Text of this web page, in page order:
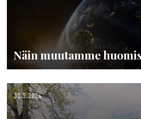
Näin muutamme
30.5.2024